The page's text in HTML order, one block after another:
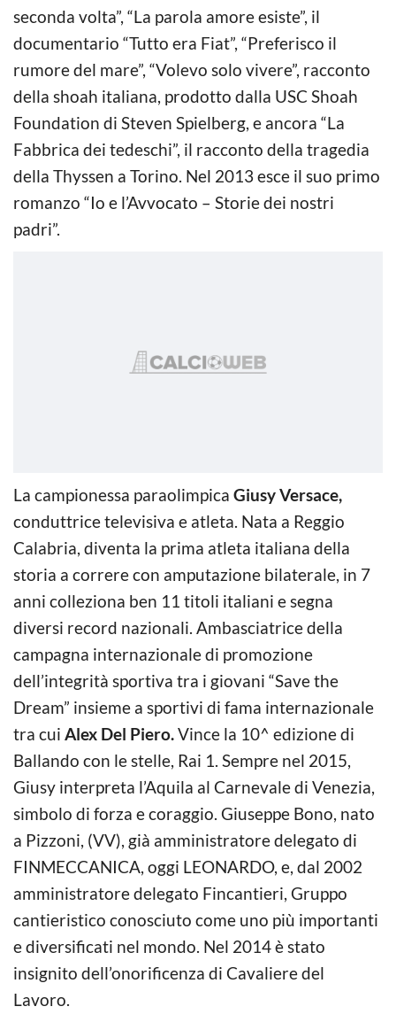
seconda volta”, “La parola amore esiste”, il
documentario “Tutto era Fiat”, “Preferisco il
rumore del mare”, “Volevo solo vivere”, racconto
della shoah italiana, prodotto dalla USC Shoah
Foundation di Steven Spielberg, e ancora “La
Fabbrica dei tedeschi”, il racconto della tragedia
della Thyssen a Torino. Nel 2013 esce il suo primo
romanzo “Io e l’Avvocato – Storie dei nostri
padri”.
La campionessa paraolimpica Giusy Versace,
conduttrice televisiva e atleta. Nata a Reggio
Calabria, diventa la prima atleta italiana della
storia a correre con amputazione bilaterale, in 7
anni colleziona ben 11 titoli italiani e segna
diversi record nazionali. Ambasciatrice della
campagna internazionale di promozione
dell’integrità sportiva tra i giovani “Save the
Dream” insieme a sportivi di fama internazionale
tra cui Alex Del Piero.Vince la 10^ edizione di
Ballando con le stelle, Rai 1. Sempre nel 2015,
Giusy interpreta l’Aquila al Carnevale di Venezia,
simbolo di forza e coraggio. Giuseppe Bono, nato
a Pizzoni, (VV), già amministratore delegato di
FINMECCANICA, oggi LEONARDO, e, dal 2002
amministratore delegato Fincantieri, Gruppo
cantieristico conosciuto come uno più importanti
e diversificati nel mondo. Nel 2014 è stato
insignito dell’onorificenza di Cavaliere del
Lavoro.